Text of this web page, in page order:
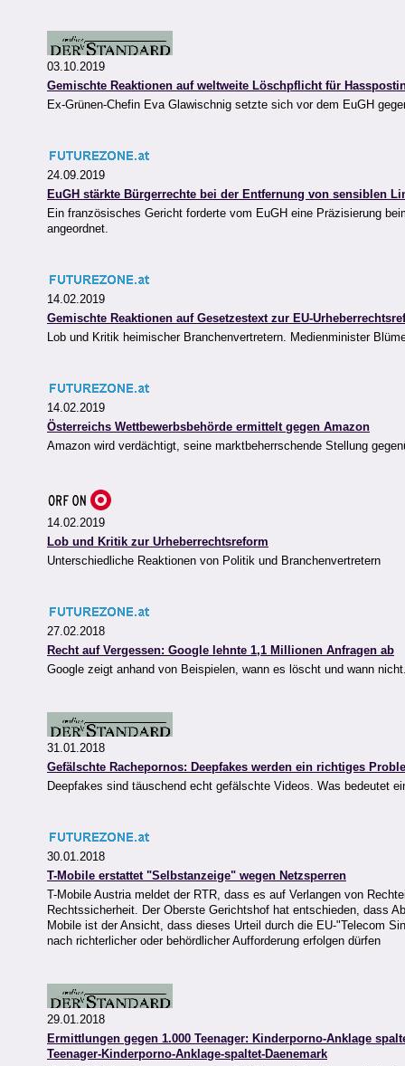
03.10.2019
Gemischte Reaktionen auf weltweite Löschpflicht für
Ex-Grünen-Chefin Eva Glawischnig setzte sich vor dem EuGH
24.09.2019
EuGH stärkte Bürgerrechte bei der Entfernung von sensiblen
Ein französisches Gericht forderte vom EuGH eine Präzisierung
angeordnet.
14.02.2019
Gemischte Reaktionen auf Gesetzestext zur EU-
Lob und Kritik heimischer Branchenvertretern. Medienminister
14.02.2019
Österreichs Wettbewerbsbehörde ermittelt gegen Amazon
Amazon wird verdächtigt, seine marktbeherrschende Stellung
14.02.2019
Lob und Kritik zur Urheberrechtsreform
Unterschiedliche Reaktionen von Politik und Branchenvertretern
27.02.2018
Recht auf Vergessen: Google lehnte 1,1 Millionen Anfragen ab
Google zeigt anhand von Beispielen, wann es löscht und wann
31.01.2018
Gefälschte Rachepornos: Deepfakes werden ein richtiges
Deepfakes sind täuschend echt gefälschte Videos. Was bedeutet
30.01.2018
T-Mobile erstattet "Selbstanzeige" wegen Netzsperren
T-Mobile Austria meldet der RTR, dass es auf Verlangen von
Rechtssicherheit. Der Oberste Gerichtshof hat entschieden, dass
Mobile ist der Ansicht, dass dieses Urteil durch die EU-"Telecom
nach richterlicher oder behördlicher Aufforderung erfolgen dürfen
29.01.2018
Ermittlungen gegen 1.000 Teenager: Kinderporno-Anklage
Teenager-Kinderporno-Anklage-spaltet-Daenemark